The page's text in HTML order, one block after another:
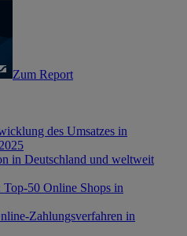
Zum Report
des Umsatzes in
in Deutschland und weltweit
50 Online Shops in
Zahlungsverfahren in